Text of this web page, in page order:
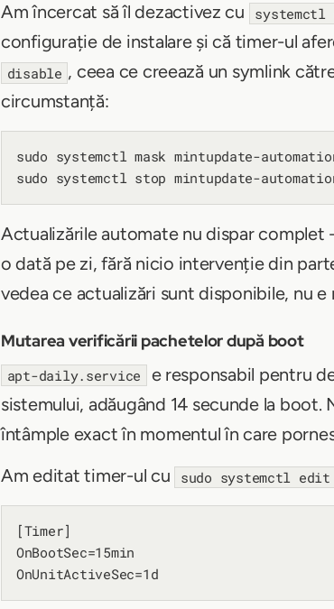
Am încercat să îl dezactivez cu
systemctl
configurație de instalare și că timer-ul
disable , ceea ce creează un symlink
circumstanță:
sudo systemctl mask mintupdate-
Actualizările automate nu dispar complet
o dată pe zi, fără nicio intervenție din
vedea ce actualizări sunt disponibile, nu
Mutarea verificării pachetelor după boot
apt-daily.service
e responsabil pentru
sistemului, adăugând 14 secunde la
întâmple exact în momentul în care
Am editat timer-ul cu
sudo systemctl
[Timer]
OnBootSec=15min